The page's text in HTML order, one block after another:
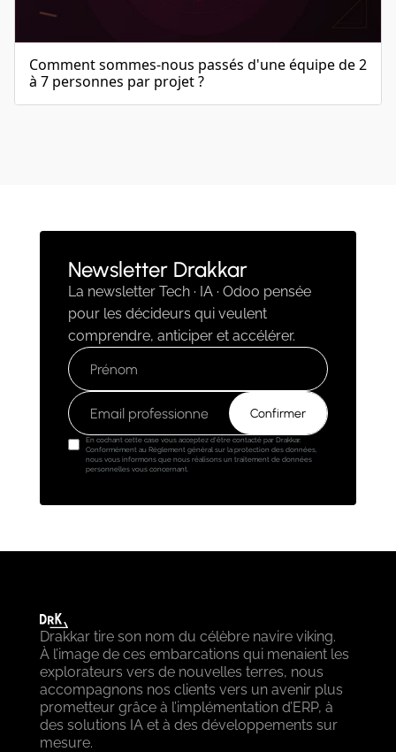
Comment sommes-nous passés d'une équipe de 2
à 7 personnes par projet ?
Newsletter Drakkar
La newsletter Tech · IA · Odoo pensée
pour les décideurs qui veulent
comprendre, anticiper et accélérer.
En cochant cette case vous acceptez d'être contacté par Drakkar.
Conformément au Règlement général sur la protection des données,
nous vous informons que nous réalisons un traitement de données
personnelles vous concernant.
Drakkar tire son nom du célèbre navire viking.
À l’image de ces embarcations qui menaient les
explorateurs vers de nouvelles terres, nous
accompagnons nos clients vers un avenir plus
prometteur grâce à l’implémentation d’ERP, à
des solutions IA et à des développements sur
mesure.